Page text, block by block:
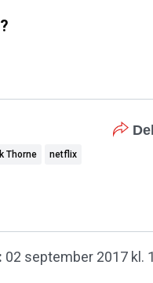
Thorne netflix
02 september 2017 kl.